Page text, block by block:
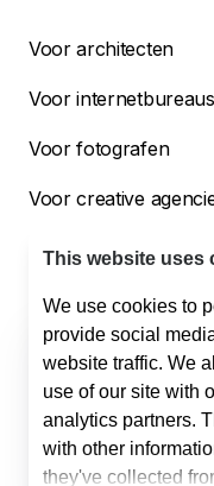
Voor architecten
Voor internetbureaus
Voor fotografen
Voor creative
Voor bouwbedrijven
Helpdesk
Support
010 254 00 50
Sales
075 808 03 41
info@offri.nl
This website uses
We use cookies to
provide social
website traffic. We
use of our site with
analytics partners.
with other
they've collected